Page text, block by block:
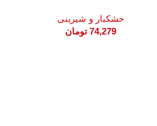
خشکبار و شیرینی
74,279 تومان